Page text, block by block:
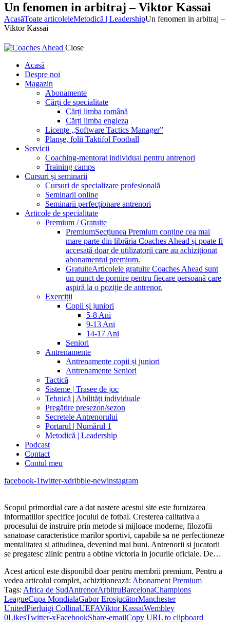
Un fenomen in arbitraj – Viktor Kassai
AcasăToate articoleleMetodică | LeadershipUn fenomen in arbitraj –
Viktor Kassai
Close
Acasă
Despre noi
Magazin
Abonamente
Cărți de specialitate
Cărți limba română
Cărți limba engleza
Licențe „Software Tactics Manager”
Planșe, folii Taktifol Football
Servicii
Coaching-mentorat individual pentru antrenori
Training camps
Cursuri și seminarii
Cursuri de specializare profesională
Seminarii online
Seminarii perfecționare antrenori
Articole de specialitate
Premium / Gratuite
PremiumSecțiunea Premium conține cea mai
mare parte din librăria Coaches Ahead și poate fi
accesată doar de utilizatorii care au achiziționat
abonamentul premium.
GratuiteArticolele gratuite Coaches Ahead sunt
un punct de pornire pentru fiecare persoană care
aspiră la o poziție de antrenor.
Exerciții
Copii și juniori
5-8 Ani
9-13 Ani
14-17 Ani
Seniori
Antrenamente
Antrenamente copii și juniori
Antrenamente Seniori
Tactică
Sisteme | Trasee de joc
Tehnică | Abilități individuale
Pregătire presezon/sezon
Secretele Antrenorului
Portarul | Numărul 1
Metodică | Leadership
Podcast
Contact
Contul meu
facebook-1twitter-xdribble-newinstagram
Scopul primordial care a dat nastere acestui site este furnizarea
informatiilor specifice jocului de fotbal. Cresterea calitativa a
procesului de instruire prin metode si mijloace moderne, filozofii
sanatoase caracteristice marilor sportivi, capabile sa ne perfectioneze
mentalitatea si atitudinea, devenind mai buni. Antrenorii si jucatorii
se pregatesc zilnic pentru a obtine victoria in jocurile oficiale. De…
Acest articol este disponibil doar pentru membrii premium. Pentru a
vedea articolul complet, achiziționează: Abonament Premium
Tags: Africa de SudAntrenorArbitruBarcelonaChampions
LeagueCupa MondialaGabor ErosjucătorManchester
UnitedPierluigi CollinaUEFAViktor KassaiWembley
0LikesTwitter-xFacebookShare-emailCopy URL to clipboard